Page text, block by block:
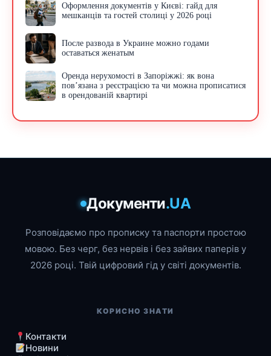
Оформлення документів у Києві: гайд для
мешканців та гостей столиці у 2026 році
После развода в Украине можно годами
оставаться женатым
Оренда нерухомості в Запоріжжі: як вона
пов’язана з реєстрацією та чи можна прописатися
в орендованій квартирі
Документи.UA
Розповідаємо про прописку та паспорти простою
мовою. Без черг, без нервів і без зайвих паперів у
2026 році. Твій цифровий гід у світі документів.
КОРИСНО ЗНАТИ
Контакти
Новини